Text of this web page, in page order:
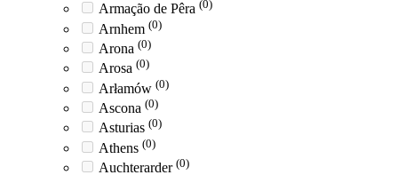
Armação de Pêra (0)
Arnhem (0)
Arona (0)
Arosa (0)
Arłamów (0)
Ascona (0)
Asturias (0)
Athens (0)
Auchterarder (0)